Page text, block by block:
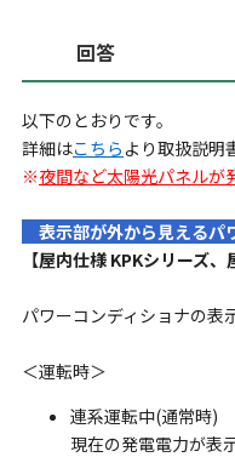
回答
以下のとおりです。
詳細はこちら より取扱説明
※夜間など太陽光パネルが
表示部が外から見えるパ
【屋内仕様 KPKシリーズ、
パワーコンディショナの表
＜運転時＞
連系運転中(通常時)
現在の発電電力が表